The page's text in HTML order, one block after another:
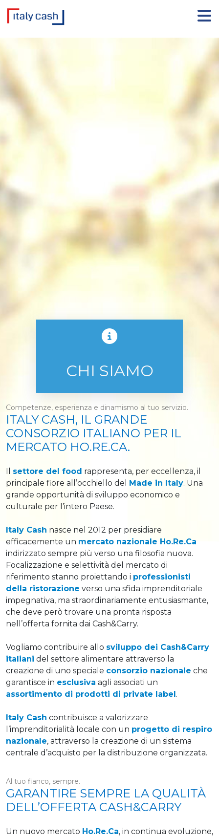
CHI SIAMO
Competenze, esperienza e dinamismo al tuo servizio.
ITALY CASH, IL GRANDE
CONSORZIO ITALIANO PER IL
MERCATO HO.RE.CA.
settore del food rappresenta, per eccellenza, il
principale fiore all’occhiello del
Made in Italy. Una
grande opportunità di sviluppo economico e
culturale per l’intero Paese.
Italy Cash nasce nel 2012 per presidiare
efficacemente un mercato nazionale Ho.Re.Ca
indirizzato sempre più verso una filosofia nuova.
Focalizzazione e selettività del mercato di
riferimento stanno proiettando i professionisti
della ristorazione verso una sfida imprenditoriale
impegnativa, ma straordinariamente entusiasmante,
che deve però trovare una pronta risposta
nell’offerta fornita dai Cash&Carry.
Vogliamo contribuire allo sviluppo dei Cash&Carry
italiani del settore alimentare attraverso la
creazione di uno speciale consorzio nazionale che
garantisce in esclusiva agli associati un
assortimento di prodotti di private label .
Italy Cash contribuisce a valorizzare
l’imprenditorialità locale con un progetto di respiro
nazionale, attraverso la creazione di un sistema
centrale d’acquisto per la distribuzione organizzata.
Al tuo fianco, sempre.
GARANTIRE SEMPRE LA QUALITÀ
DELL’OFFERTA CASH&CARRY
Un nuovo mercato Ho.Re.Ca, in continua evoluzione,